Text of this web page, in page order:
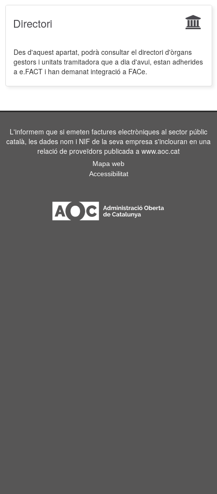
Directori
Des d'aquest apartat, podrà consultar el directori d'òrgans
gestors i unitats tramitadora que a dia d'avui, estan adherides
a e.FACT i han demanat integració a FACe.
L'informem que si emeten factures electròniques al sector públic
català, les dades nom i NIF de la seva empresa s'inclouran en una
relació de proveïdors publicada a www.aoc.cat
Mapa web
Accessibilitat